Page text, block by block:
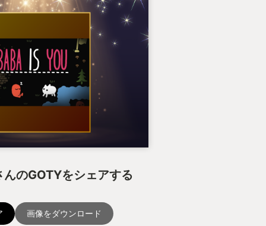
のGOTYをシェアする
画像をダウンロード